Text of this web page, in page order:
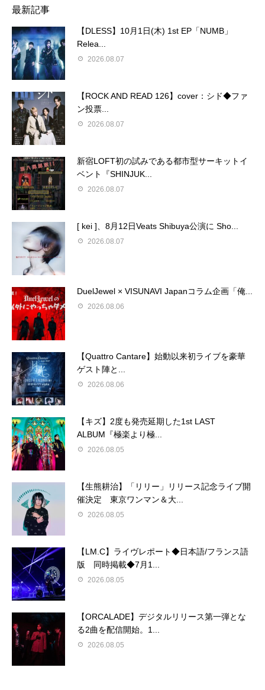
最新記事
【DLESS】10月1日(木) 1st EP「NUMB」
Relea...
2026.08.07
【ROCK AND READ 126】cover：シド◆ファ
ン投票...
2026.08.07
新宿LOFT初の試みである都市型サーキットイ
ベント『SHINJUK...
2026.08.07
[ kei ]、8月12日Veats Shibuya公演に Sho...
2026.08.07
DuelJewel × VISUNAVI Japanコラム企画「俺...
2026.08.06
【Quattro Cantare】始動以来初ライブを豪華
ゲスト陣と...
2026.08.06
【キズ】2度も発売延期した1st LAST
ALBUM『極楽より極...
2026.08.05
【生熊耕治】「リリー」リリース記念ライブ開
催決定 東京ワンマン＆大...
2026.08.05
【LM.C】ライヴレポート◆日本語/フランス語
版 同時掲載◆7月1...
2026.08.05
【ORCALADE】デジタルリリース第一弾とな
る2曲を配信開始。1...
2026.08.05